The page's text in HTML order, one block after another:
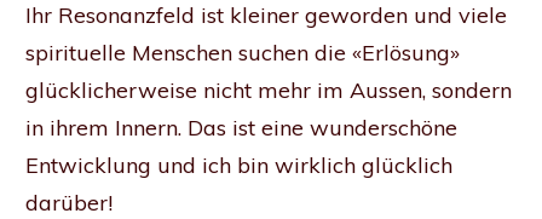
Ihr Resonanzfeld ist kleiner geworden und viele
spirituelle Menschen suchen die «Erlösung»
glücklicherweise nicht mehr im Aussen, sondern
in ihrem Innern. Das ist eine wunderschöne
Entwicklung und ich bin wirklich glücklich
darüber!